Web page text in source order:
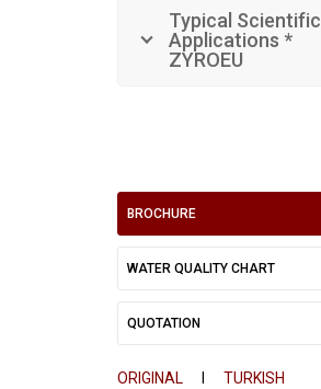
Typical Scientific
Applications *
ZYROEU
BROCHURE
WATER QUALITY CHART
QUOTATION
ORIGINAL TURKISH